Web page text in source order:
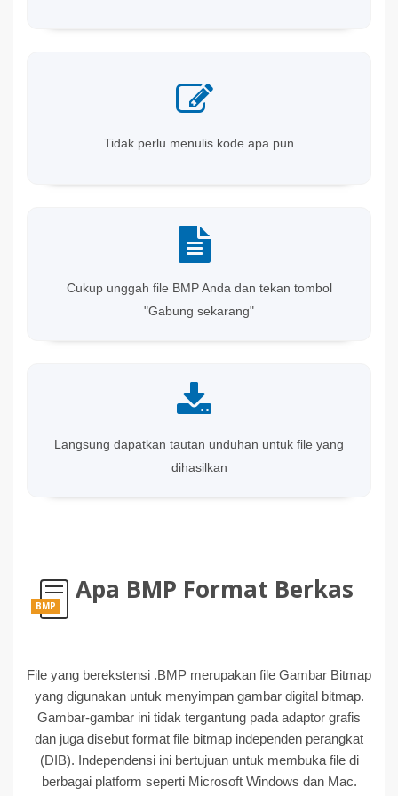
Tidak perlu menulis kode apa pun
Cukup unggah file BMP Anda dan tekan tombol
"Gabung sekarang"
Langsung dapatkan tautan unduhan untuk file yang
dihasilkan
BMP
Apa BMP Format Berkas
File yang berekstensi .BMP merupakan file Gambar Bitmap
yang digunakan untuk menyimpan gambar digital bitmap.
Gambar-gambar ini tidak tergantung pada adaptor grafis
dan juga disebut format file bitmap independen perangkat
(DIB). Independensi ini bertujuan untuk membuka file di
berbagai platform seperti Microsoft Windows dan Mac.